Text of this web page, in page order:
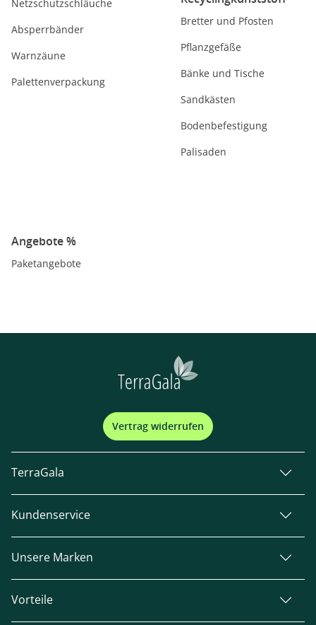
Netzschutzschläuche
Absperrbänder
Warnzäune
Palettenverpackung
Bretter und Pfosten
Pflanzgefäße
Bänke und Tische
Sandkästen
Bodenbefestigung
Palisaden
Angebote %
Paketangebote
Vertrag widerrufen
TerraGala
Kundenservice
Unsere Marken
Vorteile